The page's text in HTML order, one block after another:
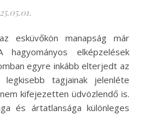
elképzelések
egyre inkább elterjedt az
tagjainak jelenléte
kifejezetten üdvözlendő is.
és ártatlansága különleges